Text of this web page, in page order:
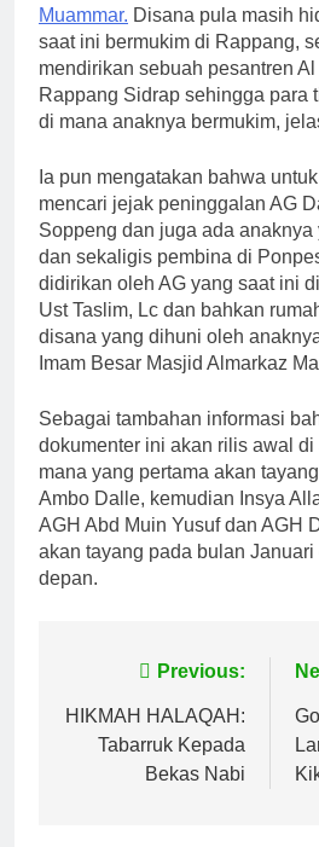
Muammar. Disana pula masih
saat ini bermukim di Rappang,
mendirikan sebuah pesantren
Rappang Sidrap sehingga para
di mana anaknya bermukim,
Ia pun mengatakan bahwa
mencari jejak peninggalan AG
Soppeng dan juga ada
dan sekaligis pembina di
didirikan oleh AG yang saat ini
Ust Taslim, Lc dan bahkan
disana yang dihuni oleh
Imam Besar Masjid Almarkaz
Sebagai tambahan informasi
dokumenter ini akan rilis awal
mana yang pertama akan
Ambo Dalle, kemudian Insya
AGH Abd Muin Yusuf dan AGH
akan tayang pada bulan
depan.
Navigasi
pos
Previous:
HIKMAH HALAQAH:
Tabarruk Kepada
Bekas Nabi